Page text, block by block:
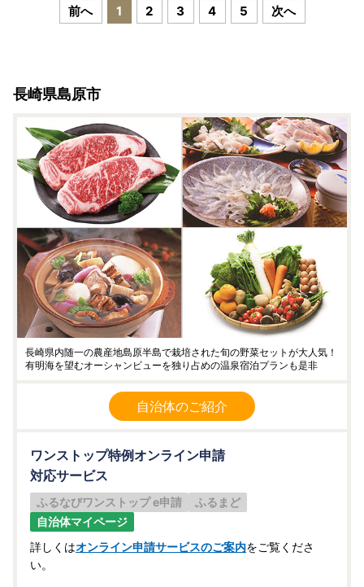
前へ 1 2 3 4 5 次へ
長崎県島原市
長崎県内随一の農産地島原半島で栽培された旬の野菜セットが大人気！
有明海を望むオーシャンビューを独り占めの温泉宿泊プランも是非
自治体のご紹介
ワンストップ特例オンライン申請
対応サービス
ふるなびワンストップ e申請
ふるまど
自治体マイページ
詳しくはオンライン申請サービスのご案内をご覧くださ
い。